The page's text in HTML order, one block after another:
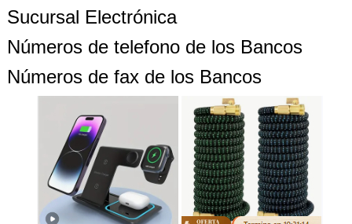
Sucursal Electrónica
Números de telefono de los Bancos
Números de fax de los Bancos